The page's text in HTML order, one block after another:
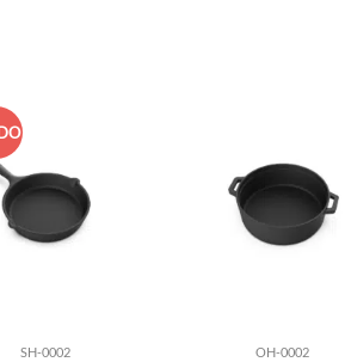
SH-0002 OH-0002